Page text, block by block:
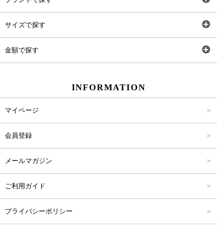
サイズで探す
金額で探す
INFORMATION
マイページ
会員登録
メールマガジン
ご利用ガイド
プライバシーポリシー